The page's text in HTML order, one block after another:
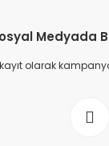
Medyada
olarak